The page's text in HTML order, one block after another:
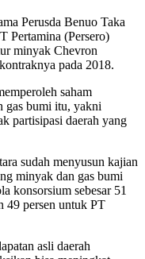
Perusda Benuo Taka
Pertamina (Persero)
minyak Chevron
pada 2018.
saham
gas bumi itu, yakni
partisipasi daerah yang
sudah menyusun kajian
minyak dan gas bumi
konsorsium sebesar 51
49 persen untuk PT
asli daerah